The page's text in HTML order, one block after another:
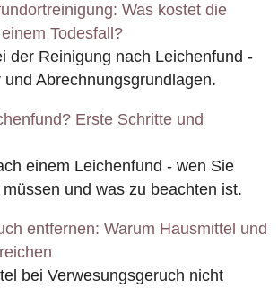
Was kostet die
Todesfall?
der Reinigung nach Leichenfund -
Abrechnungsgrundlagen.
Erste Schritte und
einem Leichenfund - wen Sie
und was zu beachten ist.
entfernen: Warum Hausmittel und
bei Verwesungsgeruch nicht